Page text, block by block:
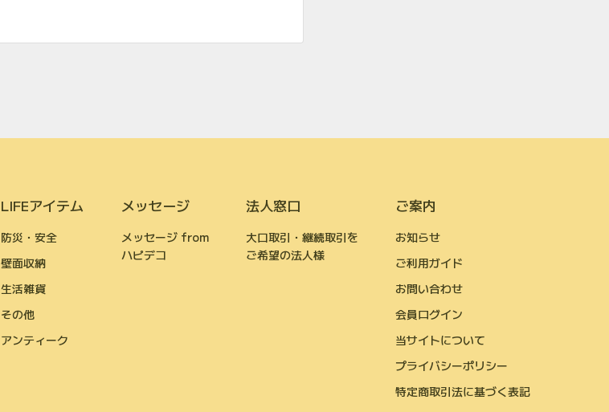
LIFEアイテム
防災・安全
壁面収納
生活雑貨
その他
アンティーク
メッセージ
メッセージ from
ハピデコ
法人窓口
大口取引・継続取引を
ご希望の法人様
ご案内
お知らせ
ご利用ガイド
お問い合わせ
会員ログイン
当サイトについて
プライバシーポリシー
特定商取引法に基づく表記